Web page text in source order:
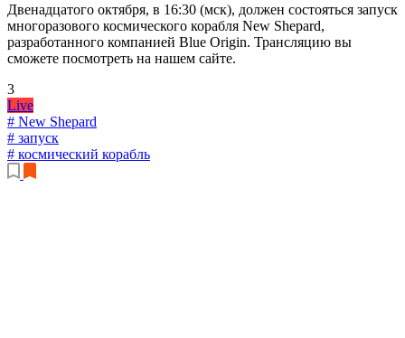
Двенадцатого октября, в 16:30 (мск), должен состояться запуск
многоразового космического корабля New Shepard,
разработанного компанией Blue Origin. Трансляцию вы
сможете посмотреть на нашем сайте.
3
Live
# New Shepard
# запуск
# космический корабль